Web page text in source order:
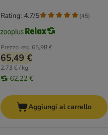
Prezzo reg. 65,98 €
65,49 €
2,73 € / kg
62,22 €
Rating: 4.7/5 (45)
Aggiungi al carrello